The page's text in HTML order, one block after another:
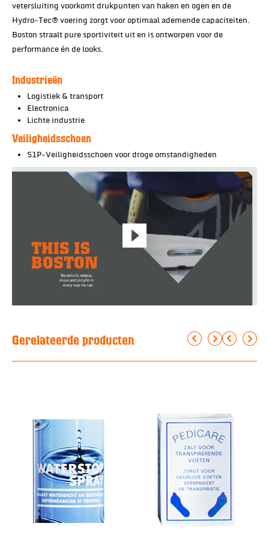
vetersluiting voorkomt drukpunten van haken en ogen en de
Hydro-Tec® voering zorgt voor optimaal ademende capaciteiten.
Boston straalt pure sportiviteit uit en is ontworpen voor de
performance én de looks.
Industrieën
Logistiek & transport
Electronica
Lichte industrie
Veiligheidsschoen
S1P-Veiligheidsschoen voor droge omstandigheden
Gerelateerde producten